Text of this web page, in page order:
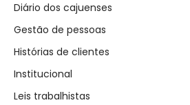
Diário dos cajuenses
Gestão de pessoas
Histórias de clientes
Institucional
Leis trabalhistas